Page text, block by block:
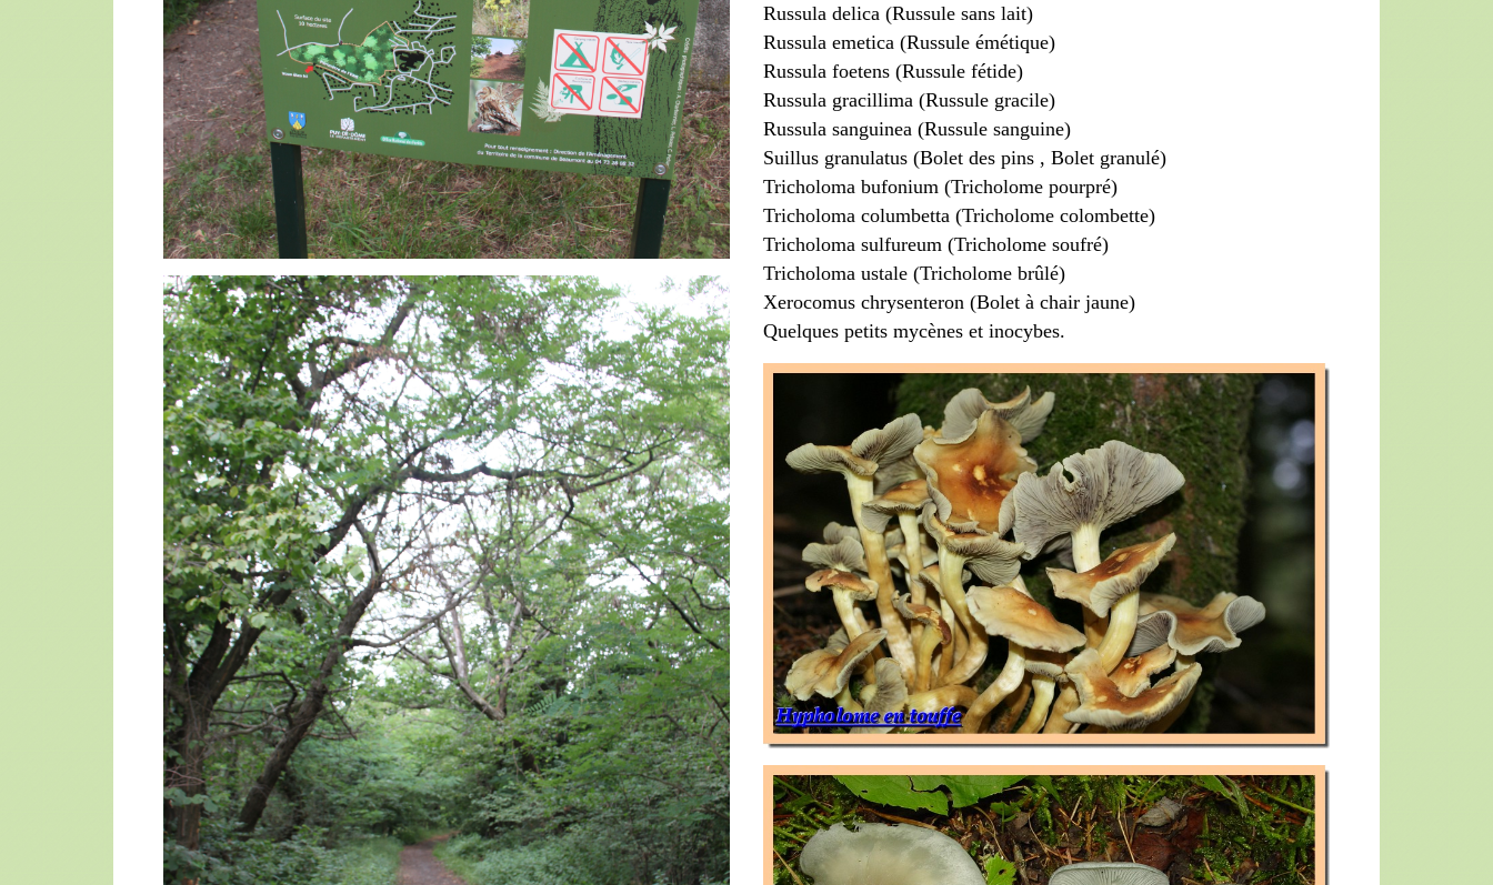
Russula delica (Russule sans lait)
Russula emetica (Russule émétique)
Russula foetens (Russule fétide)
Russula gracillima (Russule gracile)
Russula sanguinea (Russule sanguine)
Suillus granulatus (Bolet des pins , Bolet granulé)
Tricholoma bufonium (Tricholome pourpré)
Tricholoma columbetta (Tricholome colombette)
Tricholoma sulfureum (Tricholome soufré)
Tricholoma ustale (Tricholome brûlé)
Xerocomus chrysenteron (Bolet à chair jaune)
Quelques petits mycènes et inocybes.